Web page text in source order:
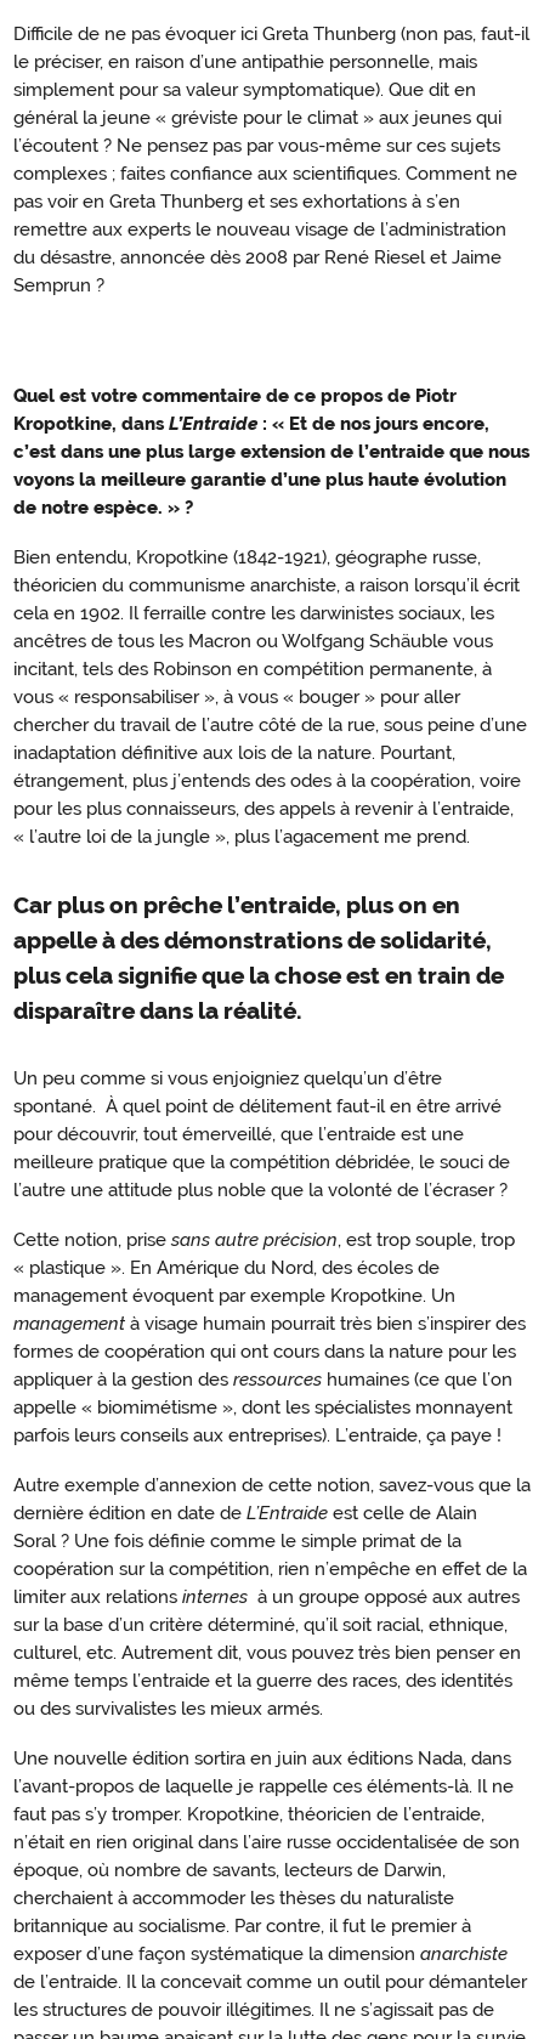
Difficile de ne pas évoquer ici Greta Thunberg (non pas, faut-il
le préciser, en raison d’une antipathie personnelle, mais
simplement pour sa valeur symptomatique). Que dit en
général la jeune « gréviste pour le climat » aux jeunes qui
l’écoutent ? Ne pensez pas par vous-même sur ces sujets
complexes ; faites confiance aux scientifiques. Comment ne
pas voir en Greta Thunberg et ses exhortations à s’en
remettre aux experts le nouveau visage de l’administration
du désastre, annoncée dès 2008 par René Riesel et Jaime
Semprun ?
L’entraide :
entre
délitement
et
déploiement
Quel est votre commentaire de ce propos de Piotr
Kropotkine, dans L’Entraide: « Et de nos jours encore,
c’est dans une plus large extension de l’entraide que nous
voyons la meilleure garantie d’une plus haute évolution
de notre espèce. » ?
Bien entendu, Kropotkine (1842-1921), géographe russe,
théoricien du communisme anarchiste, a raison lorsqu’il écrit
cela en 1902. Il ferraille contre les darwinistes sociaux, les
ancêtres de tous les Macron ou Wolfgang Schäuble vous
incitant, tels des Robinson en compétition permanente, à
vous « responsabiliser », à vous « bouger » pour aller
chercher du travail de l’autre côté de la rue, sous peine d’une
inadaptation définitive aux lois de la nature. Pourtant,
étrangement, plus j’entends des odes à la coopération, voire
pour les plus connaisseurs, des appels à revenir à l’entraide,
« l’autre loi de la jungle », plus l’agacement me prend.
Car plus on prêche l’entraide, plus on en
appelle à des démonstrations de solidarité,
plus cela signifie que la chose est en train de
disparaître dans la réalité.
Un peu comme si vous enjoigniez quelqu’un d’être
spontané. À quel point de délitement faut-il en être arrivé
pour découvrir, tout émerveillé, que l’entraide est une
meilleure pratique que la compétition débridée, le souci de
l’autre une attitude plus noble que la volonté de l’écraser ?
Cette notion, prisesans autre précision, est trop souple, trop
« plastique ». En Amérique du Nord, des écoles de
management évoquent par exemple Kropotkine. Un
management à visage humain pourrait très bien s’inspirer des
formes de coopération qui ont cours dans la nature pour les
appliquer à la gestion des ressources humaines (ce que l’on
appelle « biomimétisme », dont les spécialistes monnayent
parfois leurs conseils aux entreprises). L’entraide, ça paye !
Autre exemple d’annexion de cette notion, savez-vous que la
dernière édition en date de L’Entraide est celle de Alain
Soral ? Une fois définie comme le simple primat de la
coopération sur la compétition, rien n’empêche en effet de la
limiter aux relations internes à un groupe opposé aux autres
sur la base d’un critère déterminé, qu’il soit racial, ethnique,
culturel, etc. Autrement dit, vous pouvez très bien penser en
même temps l’entraide et la guerre des races, des identités
ou des survivalistes les mieux armés.
Une nouvelle édition sortira en juin aux éditions Nada, dans
l’avant-propos de laquelle je rappelle ces éléments-là. Il ne
faut pas s’y tromper. Kropotkine, théoricien de l’entraide,
n’était en rien original dans l’aire russe occidentalisée de son
époque, où nombre de savants, lecteurs de Darwin,
cherchaient à accommoder les thèses du naturaliste
britannique au socialisme. Par contre, il fut le premier à
exposer d’une façon systématique la dimension anarchiste
de l’entraide. Il la concevait comme un outil pour démanteler
les structures de pouvoir illégitimes. Il ne s’agissait pas de